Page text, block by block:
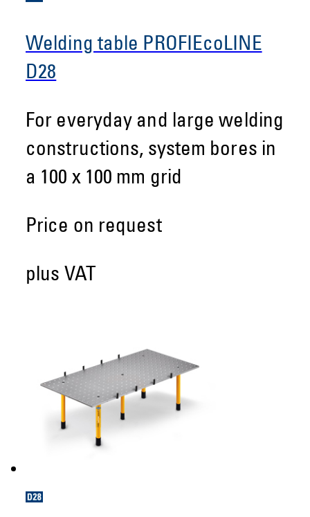
Welding table PROFIEcoLINE
D28
For everyday and large welding
constructions, system bores in
a 100 x 100 mm grid
Price on request
plus VAT